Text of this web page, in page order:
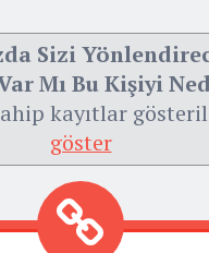
Sizi
Mı Bu Kişiyi
kayıtlar
göster